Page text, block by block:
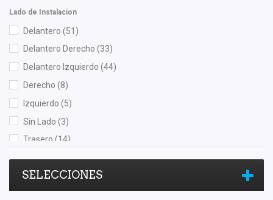
MOOG(1)
Moresa(3)
MOTORFIL(1)
MTE-THOMSON(2)
NGK(3)
NSB(1)
OEP (6)
Polar(2)
Recal(18)
Safety(5)
Lado de Instalacion
Delantero (51)
Delantero Derecho (33)
Delantero Izquierdo (44)
Derecho (8)
Izquierdo (5)
Sin Lado (3)
Trasero (14)
Trasero Derecho(12)
Trasero Izquierdo(13)
SELECCIONES